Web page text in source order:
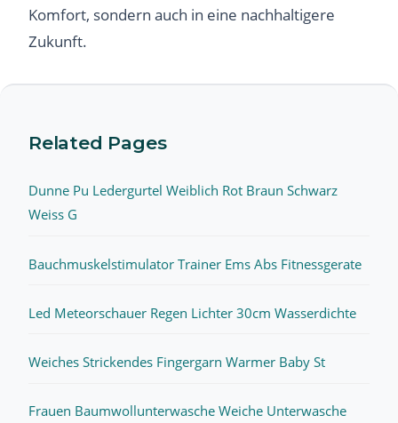
Komfort, sondern auch in eine nachhaltigere
Zukunft.
Related Pages
Dunne Pu Ledergurtel Weiblich Rot Braun Schwarz
Weiss G
Bauchmuskelstimulator Trainer Ems Abs Fitnessgerate
Led Meteorschauer Regen Lichter 30cm Wasserdichte
Weiches Strickendes Fingergarn Warmer Baby St
Frauen Baumwollunterwasche Weiche Unterwasche